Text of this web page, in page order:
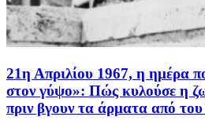
21η Απριλίου 1967, η ημέρα
στον γύψο»: Πώς κυλούσε η
πριν βγουν τα άρματα από